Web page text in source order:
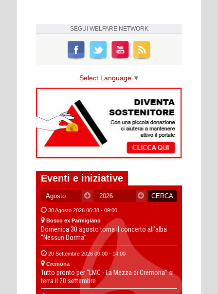
SEGUI WELFARE NETWORK
Select Language ▼
Eventi e iniziative
30 Agosto 2026 06:38 - 09:00
Bosco ex Parmigiano
Domenica 30 agosto torna il concerto all’alba
“Nessun Dorma”
20 Settembre 2026 09:00 - 14:00
Cremona
Tutto pronto per “LMC - La Mezza di Cremona” si
terra il 20 settembre